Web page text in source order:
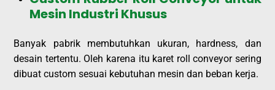
Mesin Industri Khusus
Banyak pabrik membutuhkan ukuran, hardness, dan
desain tertentu. Oleh karena itu karet roll conveyor sering
dibuat custom sesuai kebutuhan mesin dan beban kerja.